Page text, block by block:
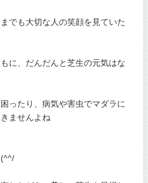
でも大切な人の笑顔を見ていた
に、だんだんと芝生の元気はな
ったり、病気や害虫でマダラに
ませんよね